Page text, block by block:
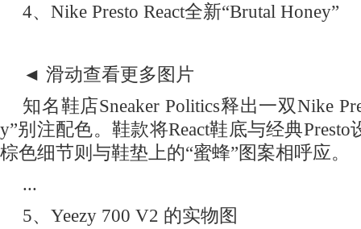
4、NikePrestoReact全新“BrutalHoney”
◄滑动查看更多图片
知名鞋店SneakerPolitics释出一双
y”别注配色。鞋款将React鞋底与经典
棕色细节则与鞋垫上的“蜜蜂”图案相呼应。
...
5、Yeezy700V2的实物图